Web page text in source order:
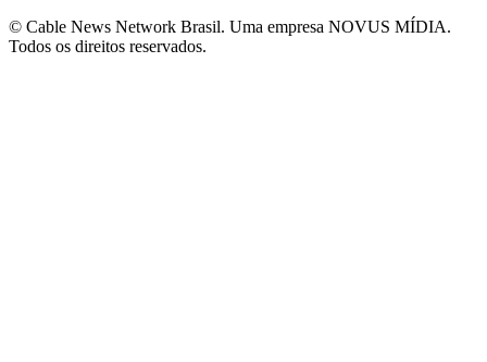
© Cable News Network Brasil. Uma empresa NOVUS MÍDIA.
Todos os direitos reservados.